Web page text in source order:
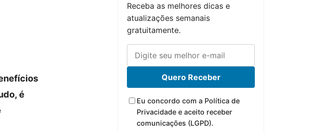
é
Receba as melhores dicas e
atualizações semanais
gratuitamente.
Quero Receber
Eu concordo com a Política de
Privacidade e aceito receber
comunicações (LGPD).